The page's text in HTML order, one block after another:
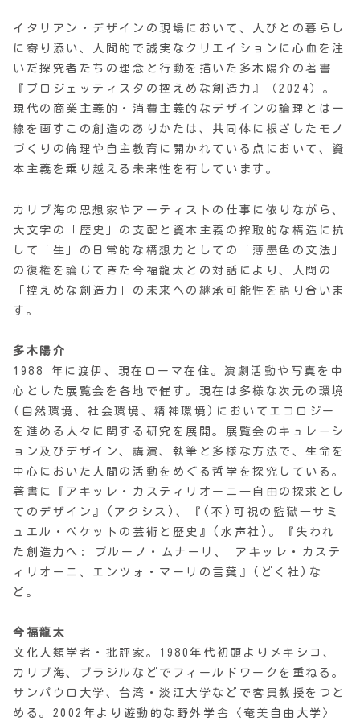
イタリアン・デザインの現場において、人びとの暮らし
に寄り添い、人間的で誠実なクリエイションに心血を注
いだ探究者たちの理念と行動を描いた多木陽介の著書
『プロジェッティスタの控えめな創造力』（2024）。
現代の商業主義的・消費主義的なデザインの論理とは一
線を画すこの創造のありかたは、共同体に根ざしたモノ
づくりの倫理や自主教育に開かれている点において、資
本主義を乗り越える未来性を有しています。
カリブ海の思想家やアーティストの仕事に依りながら、
大文字の「歴史」の支配と資本主義の搾取的な構造に抗
して「生」の日常的な構想力としての「薄墨色の文法」
の復権を論じてきた今福龍太との対話により、人間の
「控えめな創造力」の未来への継承可能性を語り合いま
す。
多木陽介
1988 年に渡伊、現在ローマ在住。演劇活動や写真を中
心とした展覧会を各地で催す。現在は多様な次元の環境
(自然環境、社会環境、精神環境)においてエコロジー
を進める人々に関する研究を展開。展覧会のキュレーシ
ョン及びデザイン、講演、執筆と多様な方法で、生命を
中心においた人間の活動をめぐる哲学を探究している。
著書に『アキッレ・カスティリオーニ―自由の探求とし
てのデザイン』(アクシス)、『(不)可視の監獄―サミ
ュエル・ベケットの芸術と歴史』(水声社)。『失われ
た創造力へ: ブルーノ・ムナーリ、 アキッレ・カステ
ィリオーニ、エンツォ・マーリの言葉』(どく社)な
ど。
今福龍太
文化人類学者・批評家。1980年代初頭よりメキシコ、
カリブ海、ブラジルなどでフィールドワークを重ねる。
サンパウロ大学、台湾・淡江大学などで客員教授をつと
める。2002年より遊動的な野外学舎〈奄美自由大学〉